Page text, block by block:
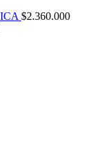
$2.360.000